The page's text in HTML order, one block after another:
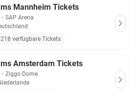
Mannheim Tickets
・ SAP Arena
218 verfügbare Tickets
Amsterdam Tickets
・ Ziggo Dome